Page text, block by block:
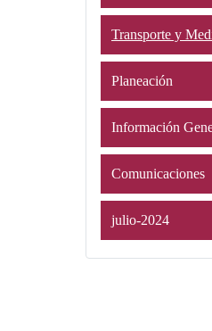
Transporte y
Planeación
Información
Comunicaciones
julio-2024